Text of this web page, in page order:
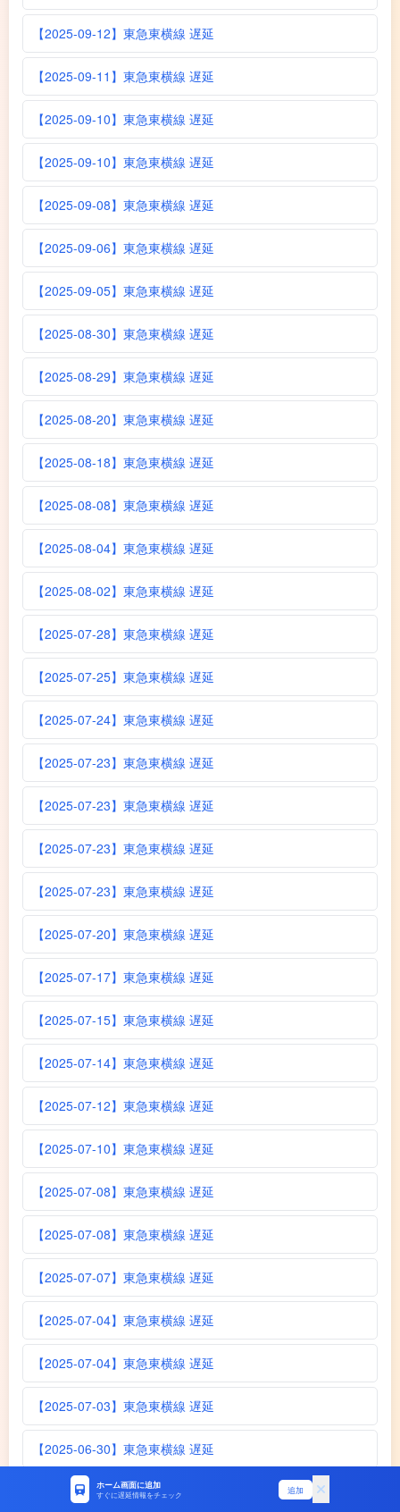
【2025-09-12】東急東横線 遅延
【2025-09-11】東急東横線 遅延
【2025-09-10】東急東横線 遅延
【2025-09-10】東急東横線 遅延
【2025-09-08】東急東横線 遅延
【2025-09-06】東急東横線 遅延
【2025-09-05】東急東横線 遅延
【2025-08-30】東急東横線 遅延
【2025-08-29】東急東横線 遅延
【2025-08-20】東急東横線 遅延
【2025-08-18】東急東横線 遅延
【2025-08-08】東急東横線 遅延
【2025-08-04】東急東横線 遅延
【2025-08-02】東急東横線 遅延
【2025-07-28】東急東横線 遅延
【2025-07-25】東急東横線 遅延
【2025-07-24】東急東横線 遅延
【2025-07-23】東急東横線 遅延
【2025-07-23】東急東横線 遅延
【2025-07-23】東急東横線 遅延
【2025-07-23】東急東横線 遅延
【2025-07-20】東急東横線 遅延
【2025-07-17】東急東横線 遅延
【2025-07-15】東急東横線 遅延
【2025-07-14】東急東横線 遅延
【2025-07-12】東急東横線 遅延
【2025-07-10】東急東横線 遅延
【2025-07-08】東急東横線 遅延
【2025-07-08】東急東横線 遅延
【2025-07-07】東急東横線 遅延
【2025-07-04】東急東横線 遅延
【2025-07-04】東急東横線 遅延
【2025-07-03】東急東横線 遅延
【2025-06-30】東急東横線 遅延
【2025-06-30】東急東横線 遅延
ホーム画面に追加
すぐに遅延情報をチェック 追加